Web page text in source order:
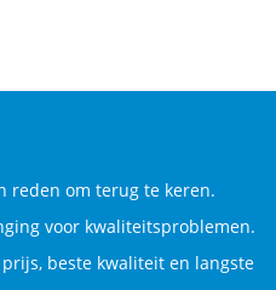
reden om terug te keren.
voor kwaliteitsproblemen.
beste kwaliteit en langste